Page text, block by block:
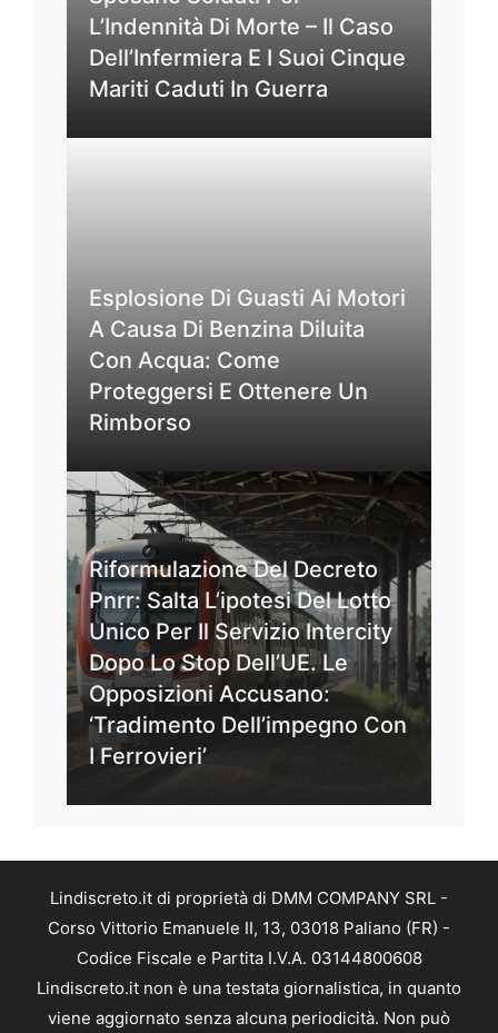
L’Indennità Di Morte – Il Caso
Dell’Infermiera E I Suoi Cinque
Mariti Caduti In Guerra
Esplosione Di Guasti Ai Motori
A Causa Di Benzina Diluita
Con Acqua: Come
Proteggersi E Ottenere Un
Rimborso
Riformulazione Del Decreto
Pnrr: Salta L’ipotesi Del Lotto
Unico Per Il Servizio Intercity
Dopo Lo Stop Dell’UE. Le
Opposizioni Accusano:
‘Tradimento Dell’impegno Con
I Ferrovieri’
Lindiscreto.it di proprietà di DMM COMPANY SRL -
Corso Vittorio Emanuele II, 13, 03018 Paliano (FR) -
Codice Fiscale e Partita I.V.A. 03144800608
Lindiscreto.it non è una testata giornalistica, in quanto
viene aggiornato senza alcuna periodicità. Non può